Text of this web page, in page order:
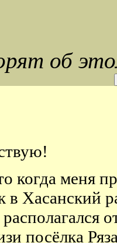
об
когда меня
в Хасанский
посёлка